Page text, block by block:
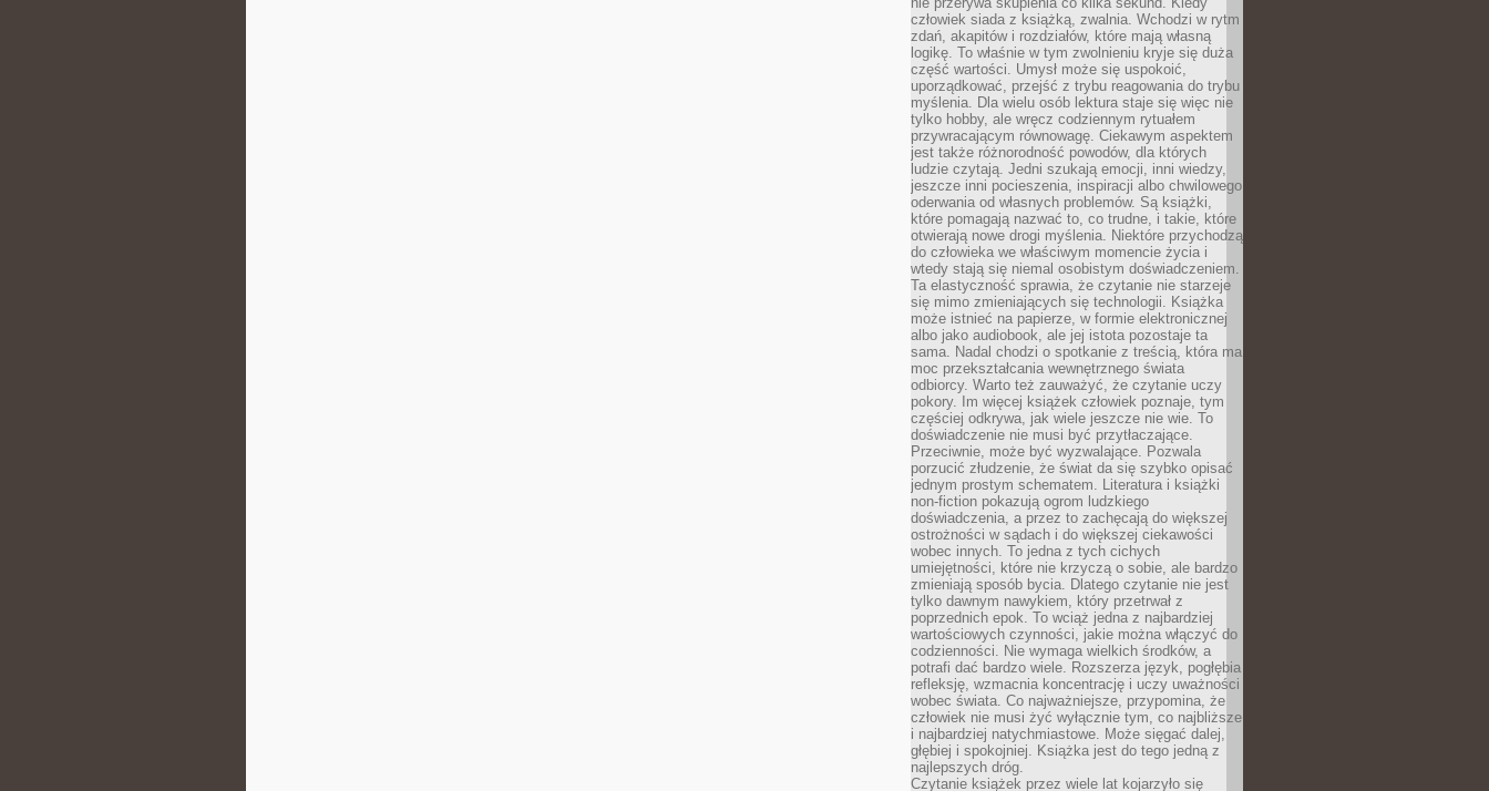
człowiek siada z książką, zwalnia. Wchodzi w rytm
zdań, akapitów i rozdziałów, które mają własną
logikę. To właśnie w tym zwolnieniu kryje się duża
część wartości. Umysł może się uspokoić,
uporządkować, przejść z trybu reagowania do trybu
myślenia. Dla wielu osób lektura staje się więc nie
tylko hobby, ale wręcz codziennym rytuałem
przywracającym równowagę. Ciekawym aspektem
jest także różnorodność powodów, dla których
ludzie czytają. Jedni szukają emocji, inni wiedzy,
jeszcze inni pocieszenia, inspiracji albo chwilowego
oderwania od własnych problemów. Są książki,
które pomagają nazwać to, co trudne, i takie, które
otwierają nowe drogi myślenia. Niektóre przychodzą
do człowieka we właściwym momencie życia i
wtedy stają się niemal osobistym doświadczeniem.
Ta elastyczność sprawia, że czytanie nie starzeje
się mimo zmieniających się technologii. Książka
może istnieć na papierze, w formie elektronicznej
albo jako audiobook, ale jej istota pozostaje ta
sama. Nadal chodzi o spotkanie z treścią, która ma
moc przekształcania wewnętrznego świata
odbiorcy. Warto też zauważyć, że czytanie uczy
pokory. Im więcej książek człowiek poznaje, tym
częściej odkrywa, jak wiele jeszcze nie wie. To
doświadczenie nie musi być przytłaczające.
Przeciwnie, może być wyzwalające. Pozwala
porzucić złudzenie, że świat da się szybko opisać
jednym prostym schematem. Literatura i książki
non-fiction pokazują ogrom ludzkiego
doświadczenia, a przez to zachęcają do większej
ostrożności w sądach i do większej ciekawości
wobec innych. To jedna z tych cichych
umiejętności, które nie krzyczą o sobie, ale bardzo
zmieniają sposób bycia. Dlatego czytanie nie jest
tylko dawnym nawykiem, który przetrwał z
poprzednich epok. To wciąż jedna z najbardziej
wartościowych czynności, jakie można włączyć do
codzienności. Nie wymaga wielkich środków, a
potrafi dać bardzo wiele. Rozszerza język, pogłębia
refleksję, wzmacnia koncentrację i uczy uważności
wobec świata. Co najważniejsze, przypomina, że
człowiek nie musi żyć wyłącznie tym, co najbliższe
i najbardziej natychmiastowe. Może sięgać dalej,
głębiej i spokojniej. Książka jest do tego jedną z
najlepszych dróg.
Czytanie książek przez wiele lat kojarzyło się